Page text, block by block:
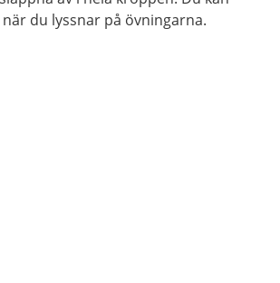
du lyssnar på övningarna.